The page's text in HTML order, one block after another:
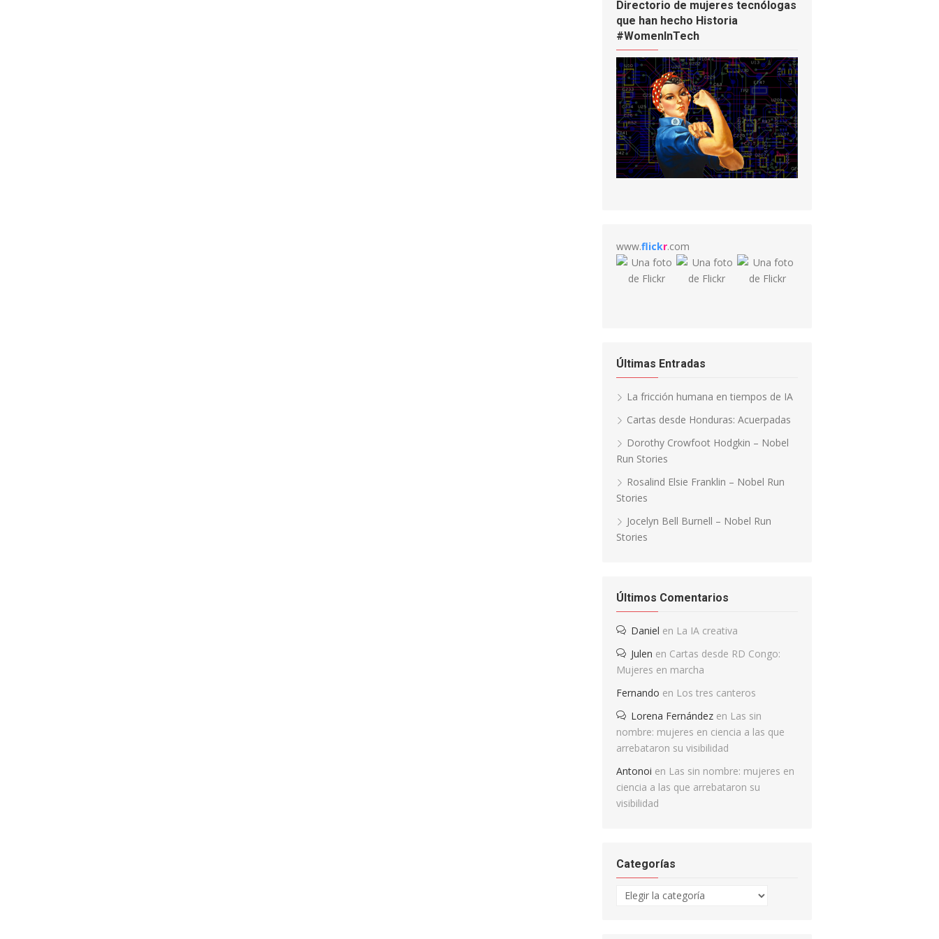
Directorio de mujeres tecnólogas
que han hecho Historia
#WomenInTech
www.flickr.com
Últimas Entradas
La fricción humana en tiempos de IA
Cartas desde Honduras: Acuerpadas
Dorothy Crowfoot Hodgkin – Nobel
Run Stories
Rosalind Elsie Franklin – Nobel Run
Stories
Jocelyn Bell Burnell – Nobel Run
Stories
Últimos Comentarios
Daniel en La IA creativa
Julen en Cartas desde RD Congo:
Mujeres en marcha
Fernando en Los tres canteros
Lorena Fernández en Las sin
nombre: mujeres en ciencia a las que
arrebataron su visibilidad
Antonoi en Las sin nombre: mujeres en
ciencia a las que arrebataron su
visibilidad
Categorías
Categorías